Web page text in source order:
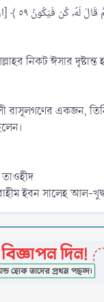
٥٩ ﴾ [ال عمران: ٥٩]
নিকট ঈসার
রাসূলগণের একজন,
তাওহীদ
ইবন সালেহ আল-